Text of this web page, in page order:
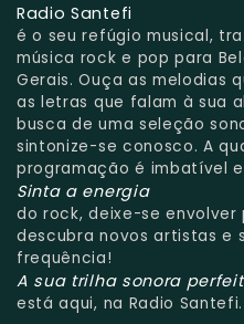
Radio Santefi
é o seu refúgio musical,
música rock e pop para
Gerais. Ouça as melodias
as letras que falam à sua
busca de uma seleção
sintonize-se conosco. A
programação é imbatível
Sinta a energia
do rock, deixe-se envolver
descubra novos artistas e
frequência!
A sua trilha sonora
está aqui, na Radio Santefi.